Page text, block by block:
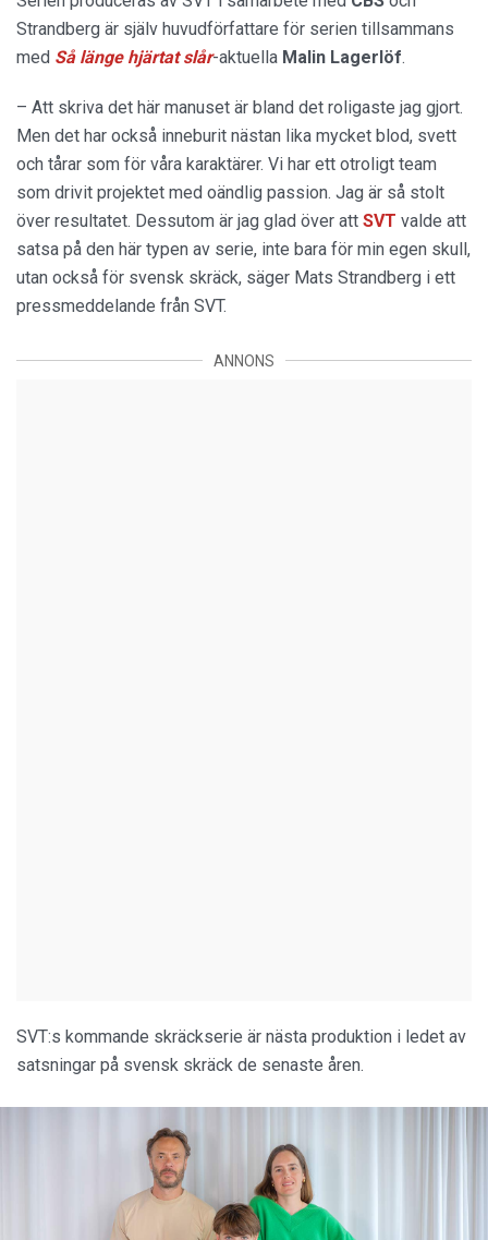
Strandberg är själv huvudförfattare för serien tillsammans
med Så länge hjärtat slår-aktuella Malin Lagerlöf.
– Att skriva det här manuset är bland det roligaste jag gjort.
Men det har också inneburit nästan lika mycket blod, svett
och tårar som för våra karaktärer. Vi har ett otroligt team
som drivit projektet med oändlig passion. Jag är så stolt
över resultatet. Dessutom är jag glad över att SVT valde att
satsa på den här typen av serie, inte bara för min egen skull,
utan också för svensk skräck, säger Mats Strandberg i ett
pressmeddelande från SVT.
ANNONS
SVT:s kommande skräckserie är nästa produktion i ledet av
satsningar på svensk skräck de senaste åren.